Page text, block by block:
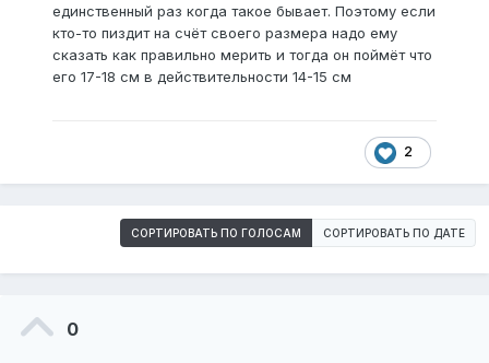
единственный раз когда такое бывает. Поэтому если
кто-то пиздит на счёт своего размера надо ему
сказать как правильно мерить и тогда он поймёт что
его 17-18 см в действительности 14-15 см
2
СОРТИРОВАТЬ ПО ГОЛОСАМ СОРТИРОВАТЬ ПО ДАТЕ
0